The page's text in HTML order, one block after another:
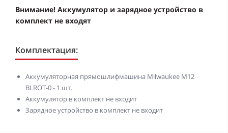
Внимание! Аккумулятор и зарядное устройство в
комплект не входят
Комплектация:
Аккумуляторная прямошлифмашина Milwaukee M12
BLROT-0 - 1 шт.
Аккумулятор в комплект не входит
Зарядное устройство в комплект не входит